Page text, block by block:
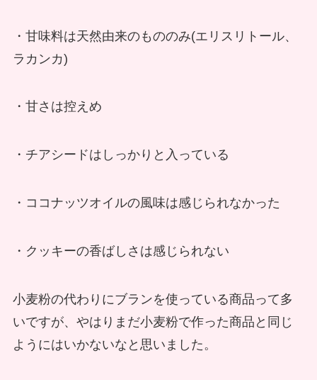
・甘味料は天然由来のもののみ(エリスリトール、
ラカンカ)
・甘さは控えめ
・チアシードはしっかりと入っている
・ココナッツオイルの風味は感じられなかった
・クッキーの香ばしさは感じられない
小麦粉の代わりにブランを使っている商品って多
いですが、やはりまだ小麦粉で作った商品と同じ
ようにはいかないなと思いました。